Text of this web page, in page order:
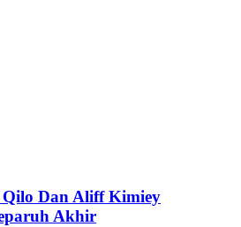
Dan Aliff Kimiey
Akhir